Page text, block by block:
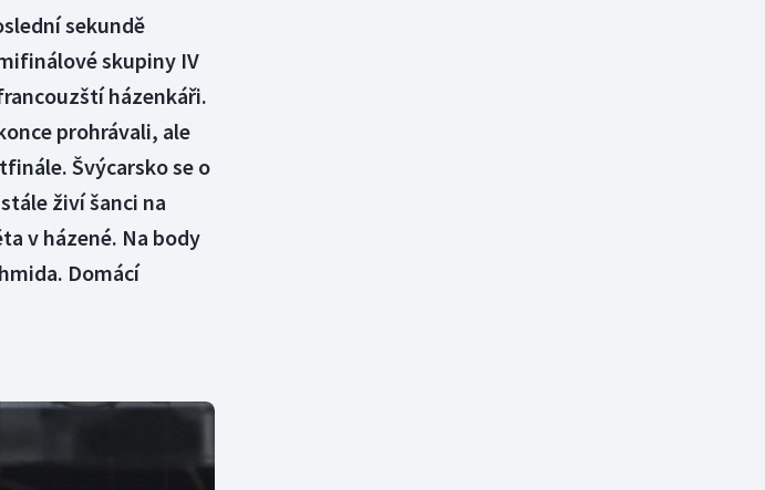
sekundě
skupiny IV
házenkáři.
prohrávali, ale
Švýcarsko se o
živí šanci na
v házené. Na body
Domácí